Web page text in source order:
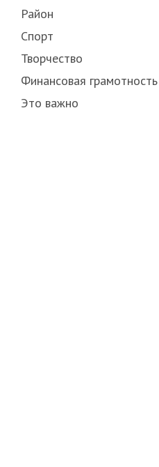
Район
Спорт
Творчество
Финансовая грамотность
Это важно